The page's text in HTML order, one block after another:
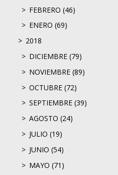
FEBRERO (46)
ENERO (69)
2018
DICIEMBRE (79)
NOVIEMBRE (89)
OCTUBRE (72)
SEPTIEMBRE (39)
AGOSTO (24)
JULIO (19)
JUNIO (54)
MAYO (71)